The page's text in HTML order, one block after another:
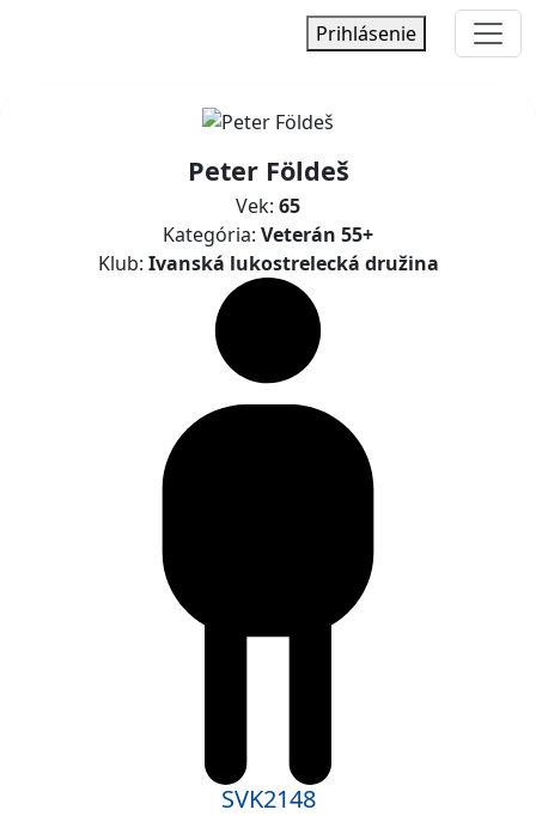
Prihlásenie
Peter Földeš
Vek: 65
Kategória: Veterán 55+
Klub: Ivanská lukostrelecká družina
SVK2148